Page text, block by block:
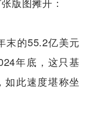
末的55.2亿美元
年底，这只基
如此速度堪称坐